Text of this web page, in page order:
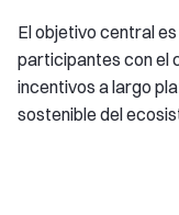
El objetivo central
participantes con el
incentivos a largo
sostenible del